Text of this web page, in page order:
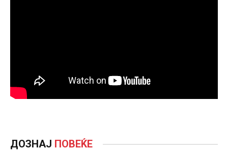
ДОЗНАЈ ПОВЕЌЕ